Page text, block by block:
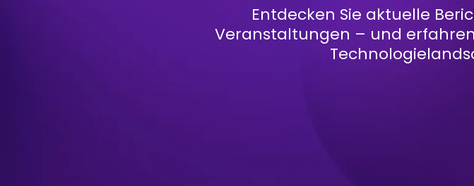
Entdecken Sie aktuelle
Veranstaltungen – und